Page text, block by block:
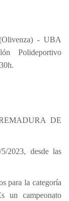
- UBA
Polideportivo
DE
2023, desde las
para la categoría
un campeonato